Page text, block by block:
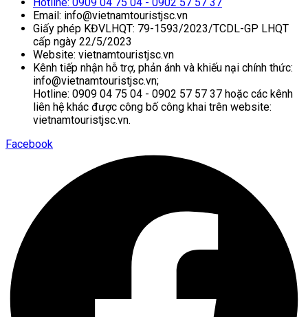
Hotline: 0909 04 75 04 - 0902 57 57 37
Email: info@vietnamtouristjsc.vn
Giấy phép KĐVLHQT: 79-1593/2023/TCDL-GP LHQT
cấp ngày 22/5/2023
Website: vietnamtouristjsc.vn
Kênh tiếp nhận hỗ trợ, phản ánh và khiếu nại chính thức:
info@vietnamtouristjsc.vn;
Hotline: 0909 04 75 04 - 0902 57 57 37 hoặc các kênh
liên hệ khác được công bố công khai trên website:
vietnamtouristjsc.vn.
Facebook